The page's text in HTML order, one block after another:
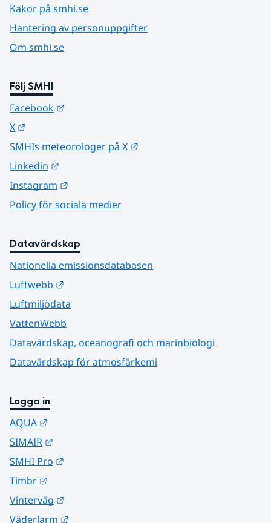
Kakor på smhi.se
Hantering av personuppgifter
Om smhi.se
Följ SMHI
Facebook
X
SMHIs meteorologer på X
Linkedin
Instagram
Policy för sociala medier
Datavärdskap
Nationella emissionsdatabasen
Luftwebb
Luftmiljödata
VattenWebb
Datavärdskap, oceanografi och marinbiologi
Datavärdskap för atmosfärkemi
Logga in
AQUA
SIMAIR
SMHI Pro
Timbr
Vinterväg
Väderlarm